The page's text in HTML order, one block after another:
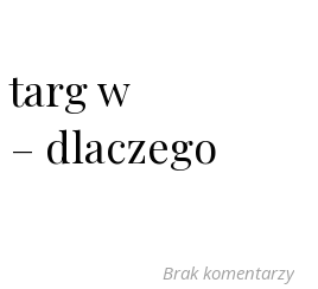
targ w
dlaczego
Khlong Lat
Brak komentarzy